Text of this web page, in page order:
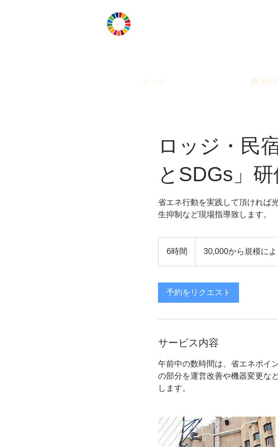
ホーム 観光
ロッジ・民
とSDGs」研
省エネ行動を実践して頂ければ
生抑制など現場指導致します。
6時間
模
よ
り
要
応
30,000から規模に
予約をリクエスト
サービス内容
午前中の数時間は、省エネポイ
の部分を運営改善や機器変更な
します。